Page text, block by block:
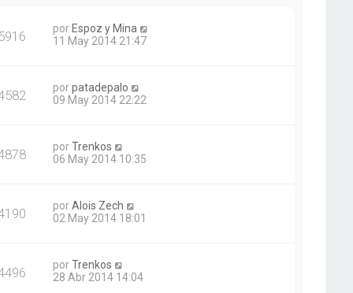
5916 por Espoz y Mina
11 May 2014 21:47
porpatadepalo
09 May 2014 22:22
porTrenkos
06 May 2014 10:35
porAlois Zech
02 May 2014 18:01
porTrenkos
28 Abr 2014 14:04